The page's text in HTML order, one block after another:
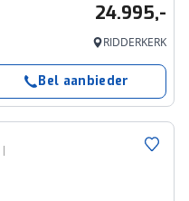
24.995,-
RIDDERKERK
Bel aanbieder